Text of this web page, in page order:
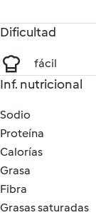
Dificultad
fácil
Inf. nutricional
Sodio
Proteína
Calorías
Grasa
Fibra
Grasas saturadas